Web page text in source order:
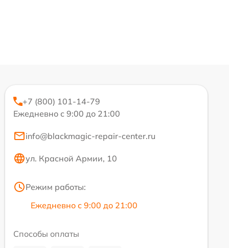
+7 (800) 101-14-79
Ежедневно с 9:00 до 21:00
info@blackmagic-repair-center.ru
ул. Красной Армии, 10
Режим работы:
Ежедневно с 9:00 до 21:00
Способы оплаты